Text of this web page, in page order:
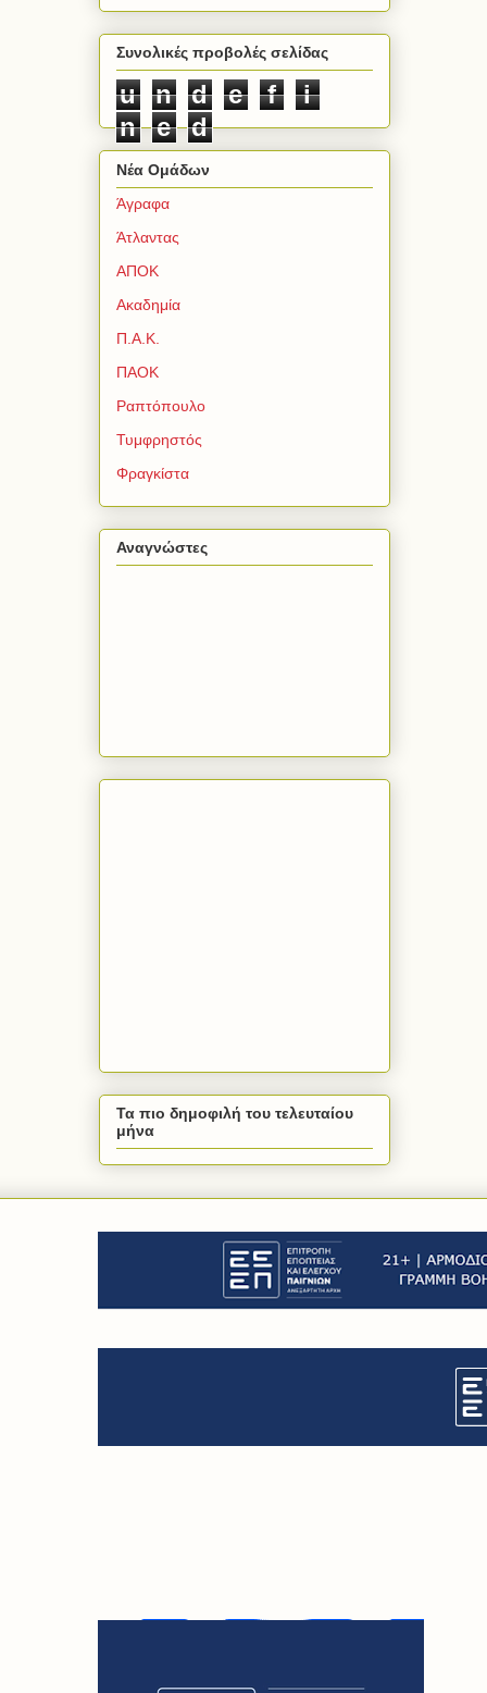
Συνολικές προβολές σελίδας
u n d e f
i
n
e d
Νέα Ομάδων
Άγραφα
Άτλαντας
ΑΠΟΚ
Ακαδημία
Π.Α.Κ.
ΠΑΟΚ
Ραπτόπουλο
Τυμφρηστός
Φραγκίστα
Αναγνώστες
Τα πιο δημοφιλή του τελευταίου
μήνα